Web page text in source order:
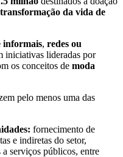
da vida de
informais, redes ou
iniciativas lideradas por
os conceitos de moda
pelo menos uma das
fornecimento de
e indiretas do setor,
a serviços públicos, entre